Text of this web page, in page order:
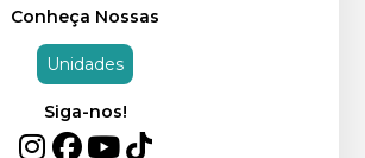
Conheça Nossas
Unidades
Siga-nos!